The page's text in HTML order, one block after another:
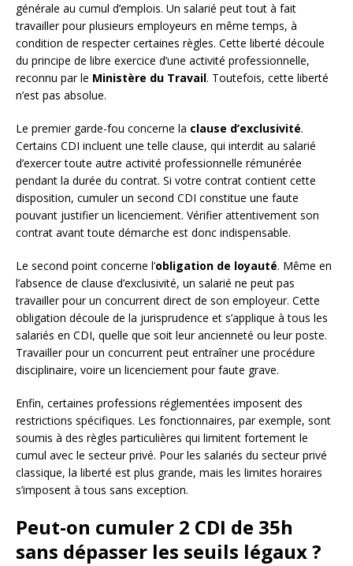
générale au cumul d’emplois. Un salarié peut tout à fait
travailler pour plusieurs employeurs en même temps, à
condition de respecter certaines règles. Cette liberté découle
du principe de libre exercice d’une activité professionnelle,
reconnu par le Ministère du Travail. Toutefois, cette liberté
n’est pas absolue.
Le premier garde-fou concerne la clause d’exclusivité.
Certains CDI incluent une telle clause, qui interdit au salarié
d’exercer toute autre activité professionnelle rémunérée
pendant la durée du contrat. Si votre contrat contient cette
disposition, cumuler un second CDI constitue une faute
pouvant justifier un licenciement. Vérifier attentivement son
contrat avant toute démarche est donc indispensable.
Le second point concerne l’obligation de loyauté. Même en
l’absence de clause d’exclusivité, un salarié ne peut pas
travailler pour un concurrent direct de son employeur. Cette
obligation découle de la jurisprudence et s’applique à tous les
salariés en CDI, quelle que soit leur ancienneté ou leur poste.
Travailler pour un concurrent peut entraîner une procédure
disciplinaire, voire un licenciement pour faute grave.
Enfin, certaines professions réglementées imposent des
restrictions spécifiques. Les fonctionnaires, par exemple, sont
soumis à des règles particulières qui limitent fortement le
cumul avec le secteur privé. Pour les salariés du secteur privé
classique, la liberté est plus grande, mais les limites horaires
s’imposent à tous sans exception.
Peut-on cumuler 2 CDI de 35h
sans dépasser les seuils légaux ?